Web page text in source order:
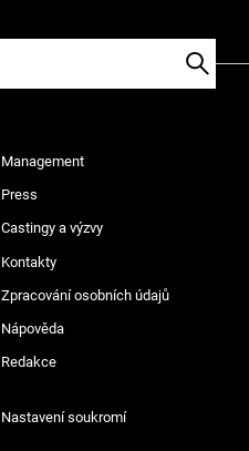
Management
Press
Castingy a výzvy
Kontakty
Zpracování osobních údajů
Nápověda
Redakce
Nastavení soukromí